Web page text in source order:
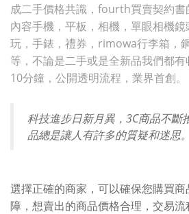
成二手價格共識，fourth買賣契約書
內容手機，平板，相機，單眼相機
玩，手錶，禮券，rimowa行李箱，
等，不論是二手或是全新品我們都
10分鐘，公開透明流程，業界首創。
科技進步日新月異，3C商品不斷
品總是讓人有許多的質疑和迷思。
選擇正確的商家，可以確保您購買
障，想賣出的商品價格合理，交易流